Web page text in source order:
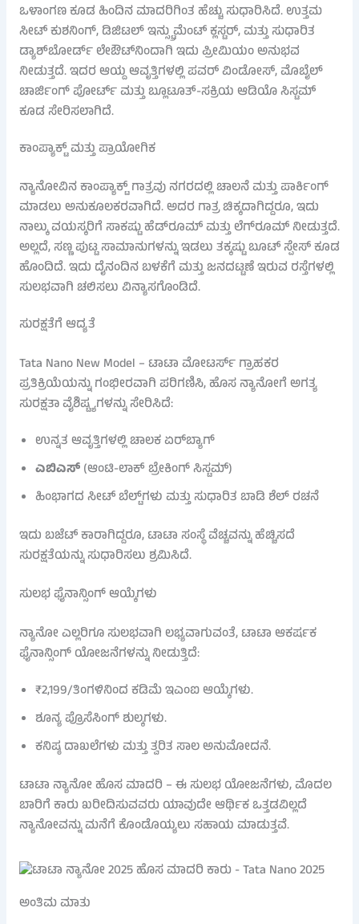
ಒಳಾಂಗಣ ಕೂಡ ಹಿಂದಿನ ಮಾದರಿಗಿಂತ ಹೆಚ್ಚು ಸುಧಾರಿಸಿದೆ. ಉತ್ತಮ
ಸೀಟ್ ಕುಶನಿಂಗ್, ಡಿಜಿಟಲ್ ಇನ್ಸ್ಟ್ರುಮೆಂಟ್ ಕ್ಲಸ್ಟರ್, ಮತ್ತು ಸುಧಾರಿತ
ಡ್ಯಾಶ್‌ಬೋರ್ಡ್ ಲೇಔಟ್‌ನಿಂದಾಗಿ ಇದು ಪ್ರೀಮಿಯಂ ಅನುಭವ
ನೀಡುತ್ತದೆ. ಇದರ ಆಯ್ದ ಆವೃತ್ತಿಗಳಲ್ಲಿ ಪವರ್ ವಿಂಡೋಸ್, ಮೊಬೈಲ್
ಚಾರ್ಜಿಂಗ್ ಪೋರ್ಟ್ ಮತ್ತು ಬ್ಲೂಟೂತ್-ಸಕ್ರಿಯ ಆಡಿಯೊ ಸಿಸ್ಟಮ್‌
ಕೂಡ ಸೇರಿಸಲಾಗಿದೆ.
ಕಾಂಪ್ಯಾಕ್ಟ್ ಮತ್ತು ಪ್ರಾಯೋಗಿಕ
ನ್ಯಾನೋವಿನ ಕಾಂಪ್ಯಾಕ್ಟ್ ಗಾತ್ರವು ನಗರದಲ್ಲಿ ಚಾಲನೆ ಮತ್ತು ಪಾರ್ಕಿಂಗ್
ಮಾಡಲು ಅನುಕೂಲಕರವಾಗಿದೆ. ಅದರ ಗಾತ್ರ ಚಿಕ್ಕದಾಗಿದ್ದರೂ, ಇದು
ನಾಲ್ಕು ವಯಸ್ಕರಿಗೆ ಸಾಕಷ್ಟು ಹೆಡ್‌ರೂಮ್ ಮತ್ತು ಲೆಗ್‌ರೂಮ್ ನೀಡುತ್ತದೆ.
ಅಲ್ಲದೆ, ಸಣ್ಣ ಪುಟ್ಟ ಸಾಮಾನುಗಳನ್ನು ಇಡಲು ತಕ್ಕಷ್ಟು ಬೂಟ್ ಸ್ಪೇಸ್ ಕೂಡ
ಹೊಂದಿದೆ. ಇದು ದೈನಂದಿನ ಬಳಕೆಗೆ ಮತ್ತು ಜನದಟ್ಟಣೆ ಇರುವ ರಸ್ತೆಗಳಲ್ಲಿ
ಸುಲಭವಾಗಿ ಚಲಿಸಲು ವಿನ್ಯಾಸಗೊಂಡಿದೆ.
ಸುರಕ್ಷತೆಗೆ ಆದ್ಯತೆ
Tata Nano New Model – ಟಾಟಾ ಮೋಟರ್ಸ್ ಗ್ರಾಹಕರ
ಪ್ರತಿಕ್ರಿಯೆಯನ್ನು ಗಂಭೀರವಾಗಿ ಪರಿಗಣಿಸಿ, ಹೊಸ ನ್ಯಾನೋಗೆ ಅಗತ್ಯ
ಸುರಕ್ಷತಾ ವೈಶಿಷ್ಟ್ಯಗಳನ್ನು ಸೇರಿಸಿದೆ:
ಉನ್ನತ ಆವೃತ್ತಿಗಳಲ್ಲಿ ಚಾಲಕ ಏರ್‌ಬ್ಯಾಗ್
ಎಬಿಎಸ್(ಆಂಟಿ-ಲಾಕ್ ಬ್ರೇಕಿಂಗ್ ಸಿಸ್ಟಮ್)
ಹಿಂಭಾಗದ ಸೀಟ್ ಬೆಲ್ಟ್‌ಗಳು ಮತ್ತು ಸುಧಾರಿತ ಬಾಡಿ ಶೆಲ್ ರಚನೆ
ಇದು ಬಜೆಟ್ ಕಾರಾಗಿದ್ದರೂ, ಟಾಟಾ ಸಂಸ್ಥೆ ವೆಚ್ಚವನ್ನು ಹೆಚ್ಚಿಸದೆ
ಸುರಕ್ಷತೆಯನ್ನು ಸುಧಾರಿಸಲು ಶ್ರಮಿಸಿದೆ.
ಸುಲಭ ಫೈನಾನ್ಸಿಂಗ್ ಆಯ್ಕೆಗಳು
ನ್ಯಾನೋ ಎಲ್ಲರಿಗೂ ಸುಲಭವಾಗಿ ಲಭ್ಯವಾಗುವಂತೆ, ಟಾಟಾ ಆಕರ್ಷಕ
ಫೈನಾನ್ಸಿಂಗ್ ಯೋಜನೆಗಳನ್ನು ನೀಡುತ್ತಿದೆ:
₹2,199/ತಿಂಗಳಿನಿಂದ ಕಡಿಮೆ ಇಎಂಐ ಆಯ್ಕೆಗಳು.
ಶೂನ್ಯ ಪ್ರೊಸೆಸಿಂಗ್ ಶುಲ್ಕಗಳು.
ಕನಿಷ್ಠ ದಾಖಲೆಗಳು ಮತ್ತು ತ್ವರಿತ ಸಾಲ ಅನುಮೋದನೆ.
ಟಾಟಾ ನ್ಯಾನೋ ಹೊಸ ಮಾದರಿ – ಈ ಸುಲಭ ಯೋಜನೆಗಳು, ಮೊದಲ
ಬಾರಿಗೆ ಕಾರು ಖರೀದಿಸುವವರು ಯಾವುದೇ ಆರ್ಥಿಕ ಒತ್ತಡವಿಲ್ಲದೆ
ನ್ಯಾನೋವನ್ನು ಮನೆಗೆ ಕೊಂಡೊಯ್ಯಲು ಸಹಾಯ ಮಾಡುತ್ತವೆ.
ಅಂತಿಮ ಮಾತು